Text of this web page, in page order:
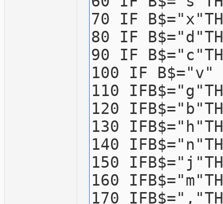
70 IF
80 IF
90 IF
100 IF B$="v"
110
120
130
140
150
160
170